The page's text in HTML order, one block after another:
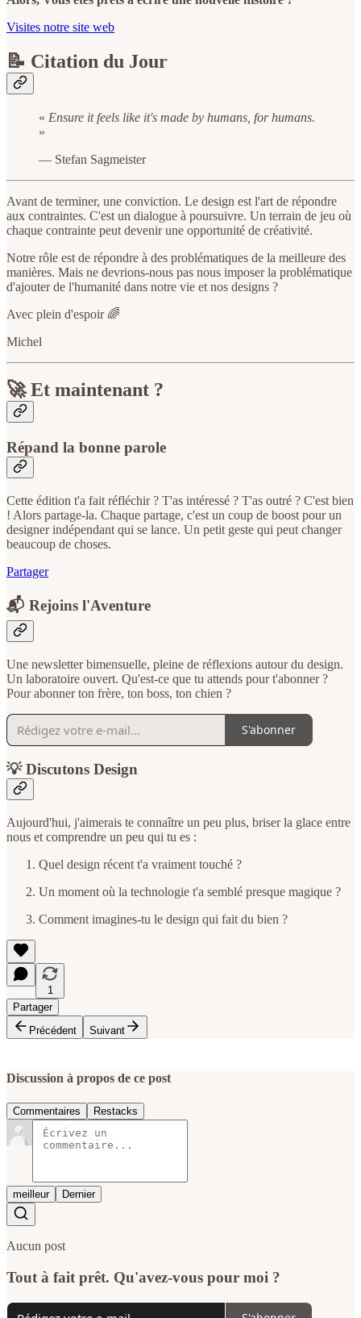
Visites notre site web
📝 Citation du Jour
« Ensure it feels like it's made by humans, for humans.
»
— Stefan Sagmeister
Avant de terminer, une conviction. Le design est l'art de répondre
aux contraintes. C'est un dialogue à poursuivre. Un terrain de jeu où
chaque contrainte peut devenir une opportunité de créativité.
Notre rôle est de répondre à des problématiques de la meilleure des
manières. Mais ne devrions-nous pas nous imposer la problématique
d'ajouter de l'humanité dans notre vie et nos designs ?
Avec plein d'espoir 🌈
Michel
🚀 Et maintenant ?
Répand la bonne parole
Cette édition t'a fait réfléchir ? T'as intéressé ? T'as outré ? C'est bien
! Alors partage-la. Chaque partage, c'est un coup de boost pour un
designer indépendant qui se lance. Un petit geste qui peut changer
beaucoup de choses.
Partager
📬 Rejoins l'Aventure
Une newsletter bimensuelle, pleine de réflexions autour du design.
Un laboratoire ouvert. Qu'est-ce que tu attends pour t'abonner ?
Pour abonner ton frère, ton boss, ton chien ?
S'abonner
💡 Discutons Design
Aujourd'hui, j'aimerais te connaître un peu plus, briser la glace entre
nous et comprendre un peu qui tu es :
Quel design récent t'a vraiment touché ?
Un moment où la technologie t'a semblé presque magique ?
Comment imagines-tu le design qui fait du bien ?
1
Partager
Précédent
Suivant
Discussion à propos de ce post
Commentaires Restacks
meilleur Dernier
Aucun post
Tout à fait prêt. Qu'avez-vous pour moi ?